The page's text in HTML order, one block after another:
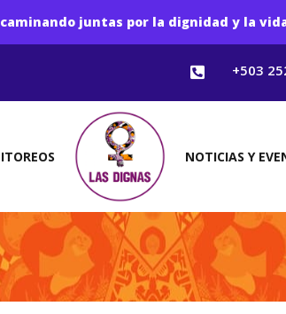
juntas por la dignidad y la
 +503
NOTICIAS Y